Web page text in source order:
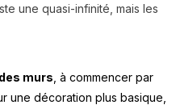
une quasi-infinité, mais les
murs , à commencer par
une décoration plus basique,